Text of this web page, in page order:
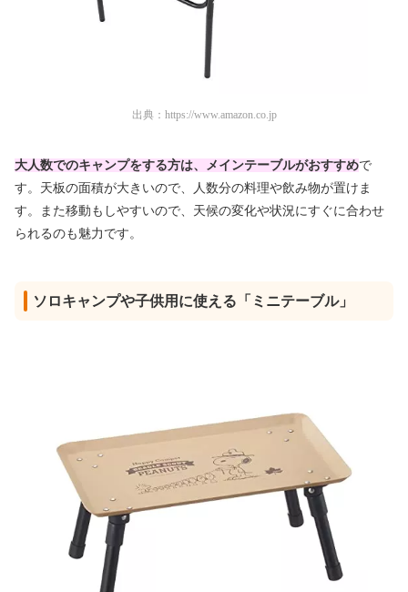
出典： https://www.amazon.co.jp
大人数でのキャンプをする方は、メインテーブルがおすすめで
す。天板の面積が大きいので、人数分の料理や飲み物が置けま
す。また移動もしやすいので、天候の変化や状況にすぐに合わせ
られるのも魅力です。
ソロキャンプや子供用に使える「ミニテーブル」